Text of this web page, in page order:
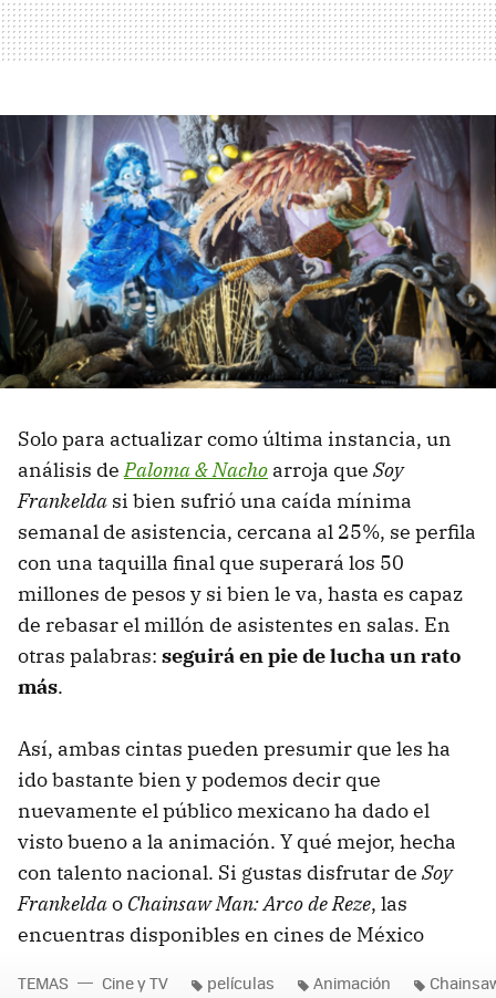
Solo para actualizar como última instancia, un
análisis dePaloma & Nacho arroja que Soy
Frankelda si bien sufrió una caída mínima
semanal de asistencia, cercana al 25%, se perfila
con una taquilla final que superará los 50
millones de pesos y si bien le va, hasta es capaz
de rebasar el millón de asistentes en salas. En
otras palabras: seguirá en pie de lucha un rato
más.
Así, ambas cintas pueden presumir que les ha
ido bastante bien y podemos decir que
nuevamente el público mexicano ha dado el
visto bueno a la animación. Y qué mejor, hecha
con talento nacional. Si gustas disfrutar de Soy
Frankeldao Chainsaw Man: Arco de Reze, las
encuentras disponibles en cines de México
TEMAS Cine y TV películas Animación